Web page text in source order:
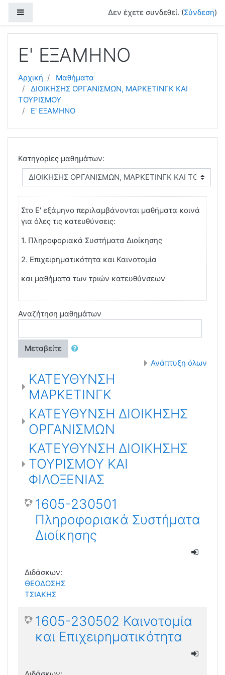
Δεν έχετε συνδεθεί. (Σύνδεση)
Ε' ΕΞΑΜΗΝΟ
Αρχική
Μαθήματα
ΔΙΟΙΚΗΣΗΣ ΟΡΓΑΝΙΣΜΩΝ, ΜΑΡΚΕΤΙΝΓΚ ΚΑΙ
ΤΟΥΡΙΣΜΟΥ
Ε' ΕΞΑΜΗΝΟ
Κατηγορίες μαθημάτων:
Στο Ε' εξάμηνο περιλαμβάνονται μαθήματα κοινά
για όλες τις κατευθύνσεις:
1. Πληροφοριακά Συστήματα Διοίκησης
2. Eπιχειρηματικότητα και Καινοτομία
και μαθήματα των τριών κατευθύνσεων
Αναζήτηση μαθημάτων
Μεταβείτε
Ανάπτυξη όλων
ΚΑΤΕΥΘΥΝΣΗ
ΜΑΡΚΕΤΙΝΓΚ
ΚΑΤΕΥΘΥΝΣΗ ΔΙΟΙΚΗΣΗΣ
ΟΡΓΑΝΙΣΜΩΝ
ΚΑΤΕΥΘΥΝΣΗ ΔΙΟΙΚΗΣΗΣ
ΤΟΥΡΙΣΜΟΥ ΚΑΙ
ΦΙΛΟΞΕΝΙΑΣ
1605-230501
Πληροφοριακά Συστήματα
Διοίκησης
Διδάσκων:
ΘΕΟΔΟΣΗΣ
ΤΣΙΑΚΗΣ
1605-230502 Καινοτομία
και Επιχειρηματικότητα